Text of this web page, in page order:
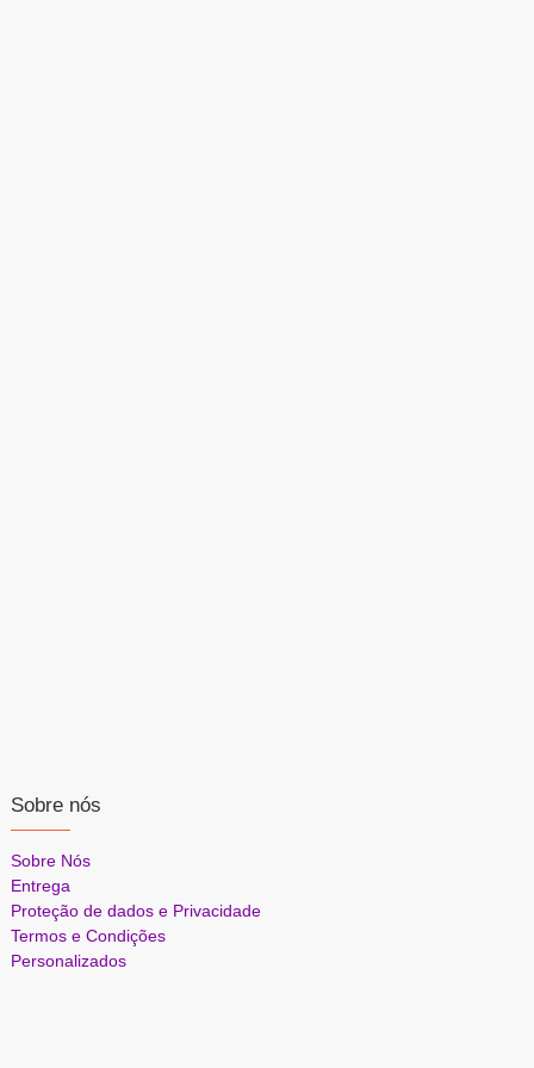
Sobre nós
Sobre Nós
Entrega
Proteção de dados e Privacidade
Termos e Condições
Personalizados